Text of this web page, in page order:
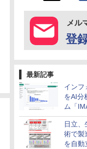
メル
登
最新記事
インフ
をAI分
ム「
供
日立、
術で製
を自動